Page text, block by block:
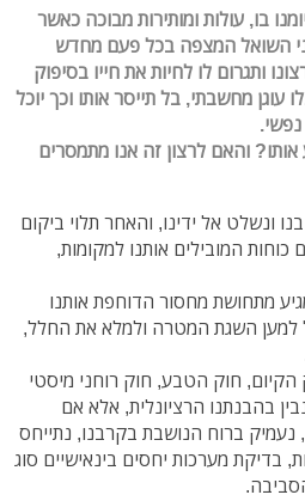
בו, עולות ומותירות מבוכה כאשר
השואל המצפה בכל פעם מחדש
ותגרום לו לחיות את חייו בסיפוק
עוגן מחשבתי, בל תייסר אותו וכך יוכל
אותו? והאם לרצון זה אנו מתמסרים
ונשלט אל ידינו, והאחר תלוי ביקום
כוחות המובילים אותנו למקומות,
מתחושת מחסור הדוחפת אותנו
למען השגת המטרה ולמלא את החלל,
הקיום, חוק הטבע, חוק רוחני מיסטי
בהבנתנו הרציונלית, אלא אם
נעמיק ברוח הנושבת בקרבנו, נתייחס
בדיקת מערכות יחסים בינאישיים סוג